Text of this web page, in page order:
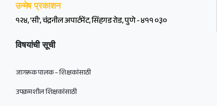
उन्मेष प्रकाशन
१२४, 'सी', चंद्रनील अपार्टमेंट, सिंहगड रोड, पुणे - ४११ ०३०
विषयांची सूची
जागरूक पालक – शिक्षकांसाठी
उपक्रमशील शिक्षकांसाठी